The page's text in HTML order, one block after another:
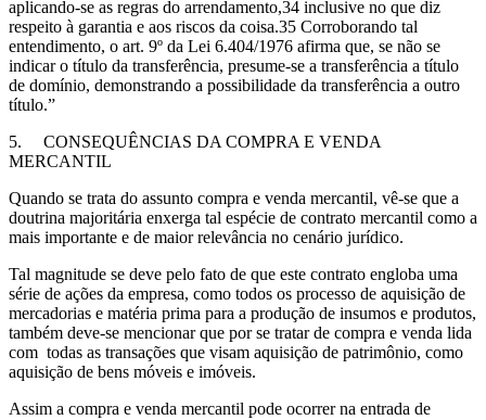
aplicando-se as regras do arrendamento,34 inclusive no que diz
respeito à garantia e aos riscos da coisa.35 Corroborando tal
entendimento, o art. 9º da Lei 6.404/1976 afirma que, se não se
indicar o título da transferência, presume-se a transferência a título
de domínio, demonstrando a possibilidade da transferência a outro
título.”
5.
CONSEQUÊNCIAS DA COMPRA E VENDA
MERCANTIL
Quando se trata do assunto compra e venda mercantil, vê-se que a
doutrina majoritária enxerga tal espécie de contrato mercantil como a
mais importante e de maior relevância no cenário jurídico.
Tal magnitude se deve pelo fato de que este contrato engloba uma
série de ações da empresa, como todos os processo de aquisição de
mercadorias e matéria prima para a produção de insumos e produtos,
também deve-se mencionar que por se tratar de compra e venda lida
com todas as transações que visam aquisição de patrimônio, como
aquisição de bens móveis e imóveis.
Assim a compra e venda mercantil pode ocorrer na entrada de